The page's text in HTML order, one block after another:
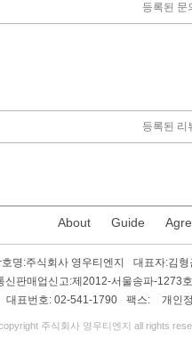
등록된 문
등록된 리
About Guide
명:주식회사 영우티엔지 대표자:김형
신판매업신고:제2012-서울송파-1273호
대표번호:02-541-1790 팩스: 개인
주식회사 영우티엔지 all rights